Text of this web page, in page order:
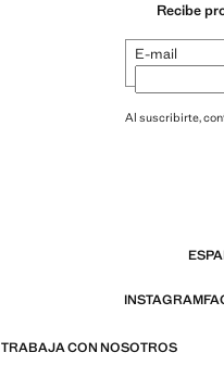
Recibe
E-mail
Al suscribirte,
INSTAGRAM
TRABAJA CON NOSOTROS